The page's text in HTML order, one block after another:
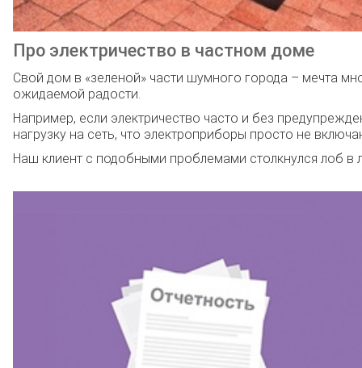
Про электричество в частном доме
Свой дом в «зеленой» части шумного города – мечта
ожидаемой радости.
Например, если электричество часто и без
нагрузку на сеть, что электроприборы просто не
Наш клиент с подобными проблемами столкнулся лоб в